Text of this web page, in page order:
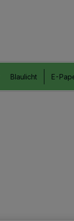
Blaulicht E-